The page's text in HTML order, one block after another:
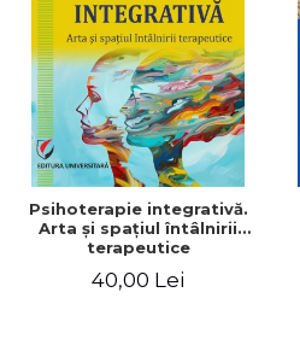
ADMINISTRATIVE
ȘTIINȚE ECONOMICE
ȘTIINȚE EXACTE
EDUCAȚIE FIZICĂ ȘI SPORT
PREUNIVERSITARIA
TIMP LIBER
ÎN CURS DE APARIȚIE
NOUTĂȚI
PACHETE DE STUDIU
Cum Cumpăr
Livrare
Politica de Retur
Formular de Retur
Distribuitori
Psihoterapie integrativă.
Arta şi spaţiul întâlnirii
terapeutice
40,00 Lei